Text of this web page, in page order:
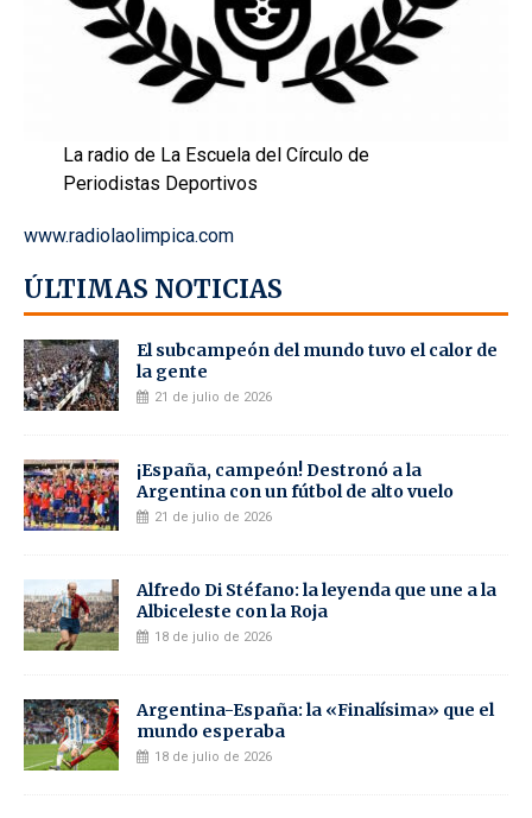
La radio de La Escuela del Círculo de
Periodistas Deportivos
www.radiolaolimpica.com
ÚLTIMAS NOTICIAS
El subcampeón del mundo tuvo el calor de
la gente
21 de julio de 2026
¡España, campeón! Destronó a la
Argentina con un fútbol de alto vuelo
21 de julio de 2026
Alfredo Di Stéfano: la leyenda que une a la
Albiceleste con la Roja
18 de julio de 2026
Argentina-España: la «Finalísima» que el
mundo esperaba
18 de julio de 2026